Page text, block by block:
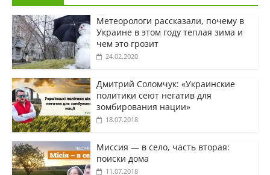
Метеорологи рассказали, почему в
Украине в этом году теплая зима и
чем это грозит
24.02.2020
Дмитрий Соломчук: «Украинские
политики сеют негатив для
зомбирования нации»
18.07.2018
Миссия — в село, часть вторая:
поиски дома
11.07.2018